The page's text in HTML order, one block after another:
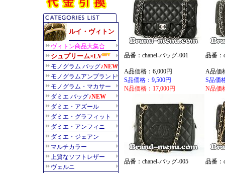
品番：chanel-バッグ-001
A品価格：6,000円
S品価格：9,500円
N品価格：17,000円
品番：
A品価
S品価
N品価
品番：chanel-バッグ-005 品番：